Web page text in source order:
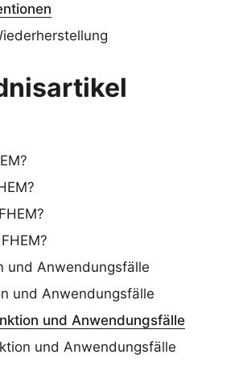
und Anwendungsfälle
und Anwendungsfälle
und Anwendungsfälle
und Anwendungsfälle